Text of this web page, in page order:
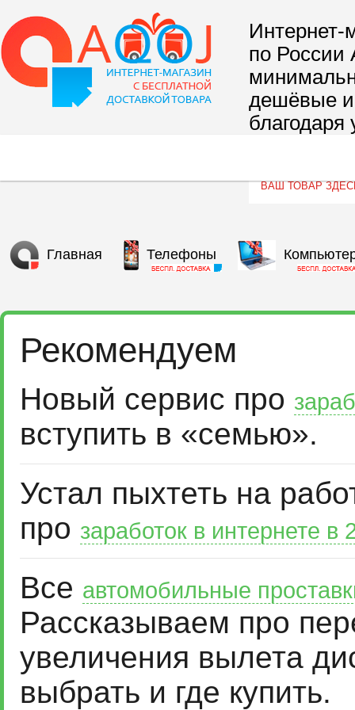
Интернет-
по России
дешёвые и
благодаря
Главная Телефоны
Рекомендуем
Новый сервис про
вступить в «семью».
Устал пыхтеть на
про заработок в интернете в
Все автомобильные
Рассказываем про
увеличения вылета
выбрать и где купить.